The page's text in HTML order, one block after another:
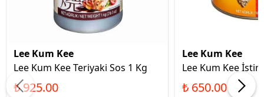
Lee Kum Kee
Lee Kum Kee Teriyaki Sos 1 Kg
₺ 925.00
Lee Kum Kee
Lee Kum Kee
₺ 650.00